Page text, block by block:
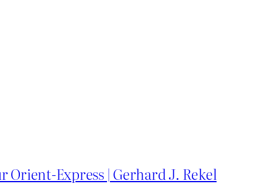
Orient-Express | Gerhard J. Rekel